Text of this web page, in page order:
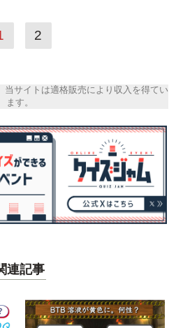
2
サイトは適格販売により収入を得てい
ます。
連記事